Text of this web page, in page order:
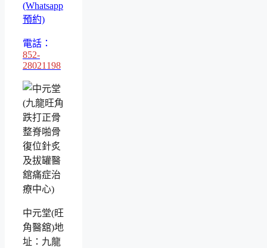
(Whatsapp
預約)
電話：
852-
28021198
中元堂(旺
角醫舘)地
址：九龍